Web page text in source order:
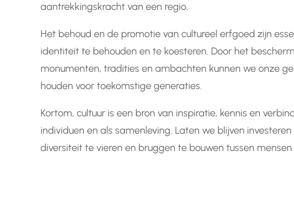
aantrekkingskracht van een regio.
Het behoud en de promotie van cultureel erfgoed zijn
identiteit te behouden en te koesteren. Door het
monumenten, tradities en ambachten kunnen we onze
houden voor toekomstige generaties.
Kortom, cultuur is een bron van inspiratie, kennis en
individuen en als samenleving. Laten we blijven
diversiteit te vieren en bruggen te bouwen tussen